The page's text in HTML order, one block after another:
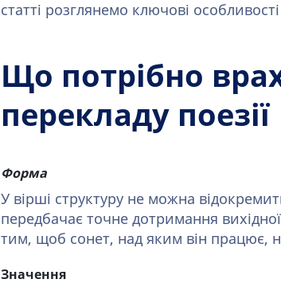
статті розглянемо ключові
Що потрібно
перекладу поезії
Форма
У вірші структуру не можна
передбачає точне дотримання
тим, щоб сонет, над яким він працює,
Значення